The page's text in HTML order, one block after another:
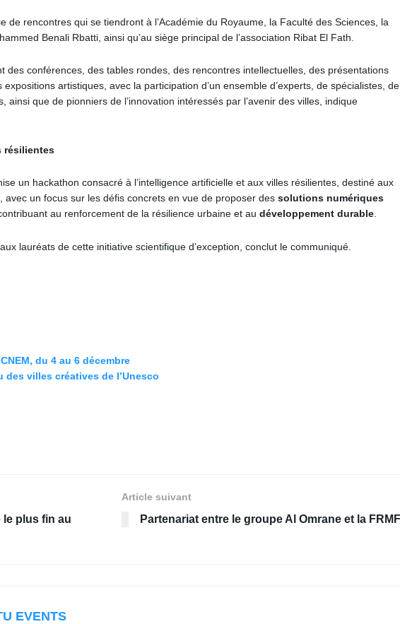
de rencontres qui se tiendront à l’Académie du Royaume, la Faculté des Sciences, la
Benali Rbatti, ainsi qu’au siège principal de l’association Ribat El Fath.
des conférences, des tables rondes, des rencontres intellectuelles, des présentations
artistiques, avec la participation d’un ensemble d’experts, de spécialistes, de
ainsi que de pionniers de l’innovation intéressés par l’avenir des villes, indique
résilientes
un hackathon consacré à l’intelligence artificielle et aux villes résilientes, destiné aux
avec un focus sur les défis concrets en vue de proposer des solutions numériques
au renforcement de la résilience urbaine et au développement durable
lauréats de cette initiative scientifique d’exception, conclut le communiqué.
du 4 au 6 décembre
des villes créatives de l’Unesco
le plus fin au
Article suivant
Partenariat entre le groupe Al Omrane et la FRMF
EVENTS